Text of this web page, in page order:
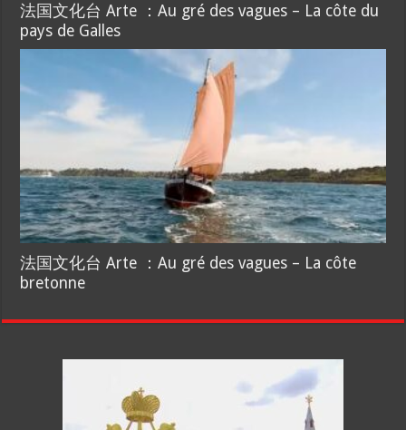
法国文化台 Arte ：Au gré des vagues – La côte du
pays de Galles
法国文化台 Arte ：Au gré des vagues – La côte
bretonne